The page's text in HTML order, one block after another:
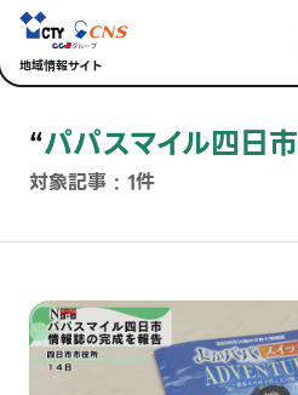
地域情報サイト
“パパスマイル四日市
対象記事 : 1件